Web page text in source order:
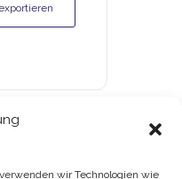
wir Technologien wie